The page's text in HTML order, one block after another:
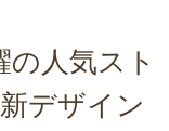
人気スト
デザイン